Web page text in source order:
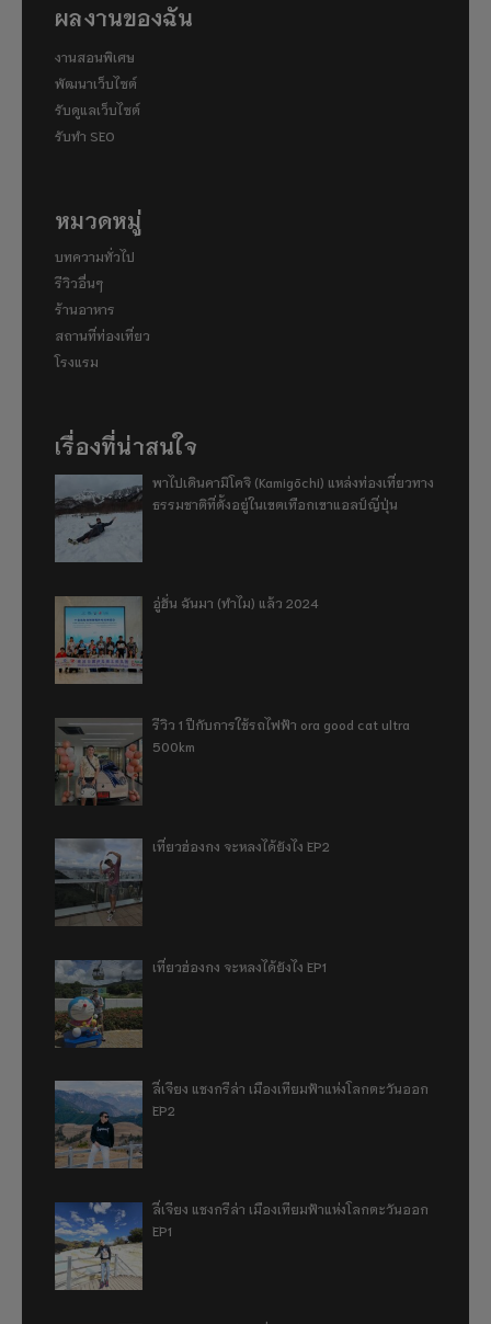
ผลงานของฉัน
งานสอนพิเศษ
พัฒนาเว็บไซต์
รับดูแลเว็บไซต์
รับทำ SEO
หมวดหมู่
บทความทั่วไป
รีวิวอื่นๆ
ร้านอาหาร
สถานที่ท่องเที่ยว
โรงแรม
เรื่องที่น่าสนใจ
พาไปเดินคามิโคจิ (Kamigōchi) แหล่งท่องเที่ยวทาง
ธรรมชาติที่ตั้งอยู่ในเขตเทือกเขาแอลป์ญี่ปุ่น
อู่ฮั่น ฉันมา (ทำไม) แล้ว 2024
รีวิว 1 ปีกับการใช้รถไฟฟ้า ora good cat ultra
500km
เที่ยวฮ่องกง จะหลงได้ยังไง EP2
เที่ยวฮ่องกง จะหลงได้ยังไง EP1
ลี่เจียง แชงกรีล่า เมืองเทียมฟ้าแห่งโลกตะวันออก
EP2
ลี่เจียง แชงกรีล่า เมืองเทียมฟ้าแห่งโลกตะวันออก
EP1